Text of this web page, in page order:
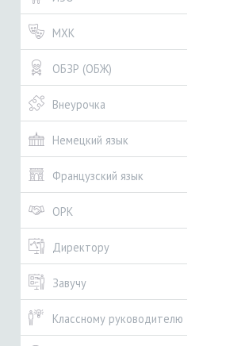
МХК
ОБЗР (ОБЖ)
Внеурочка
Немецкий язык
Французский язык
ОРК
Директору
Завучу
Классному руководителю